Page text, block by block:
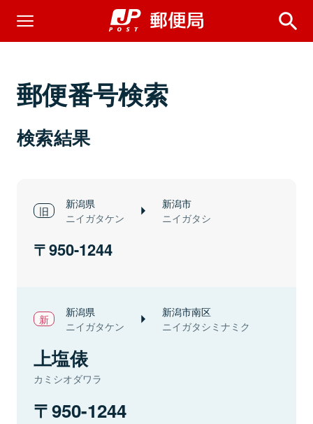
郵便番号検索
検索結果
新潟県
ニイガタケン
新潟市
ニイガタシ
950-1244
新潟県
ニイガタケン
新潟市南区
ニイガタシミナミク
上塩俵
カミシオダワラ
950-1244